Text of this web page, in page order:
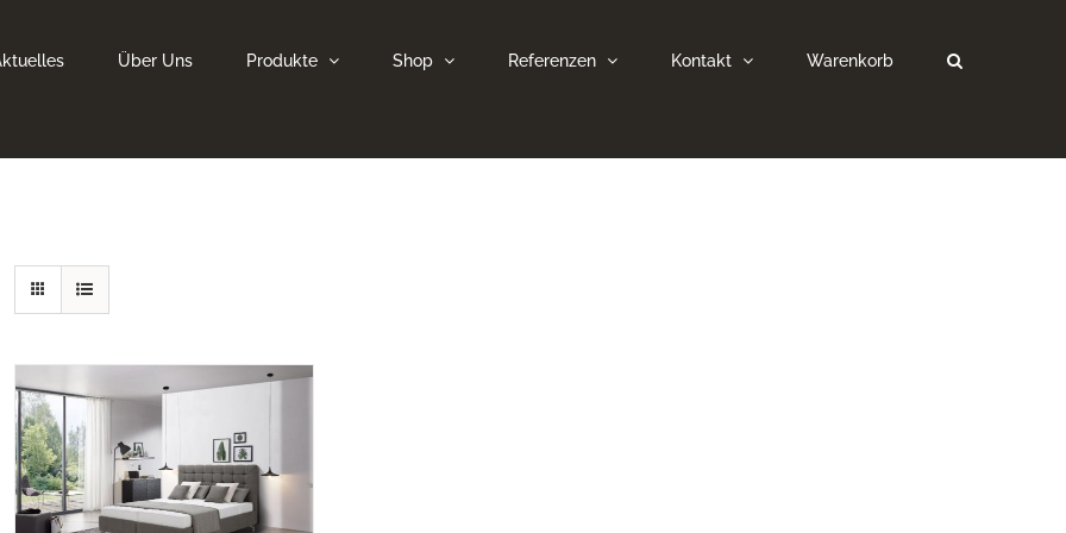
Über Uns Produkte Shop Referenzen Kontakt Warenkorb